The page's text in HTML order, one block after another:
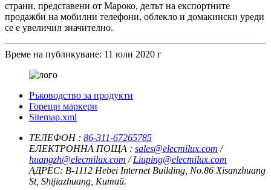
страни, представени от Мароко, делът на експортните
продажби на мобилни телефони, облекло и домакински уреди
се е увеличил значително.
Време на публикуване: 11 юли 2020 г
Ръководство за продукти
Горещи маркери
Sitemap.xml
ТЕЛЕФОН : 86-311-67265785
ЕЛЕКТРОННА ПОЩА : sales@elecmilux.com /
huangzh@elecmilux.com /Liuping@elecmilux.com
АДРЕС: B-1112 Hebei Internet Building, No.86 Xisanzhuang
St, Shijiazhuang, Китай.